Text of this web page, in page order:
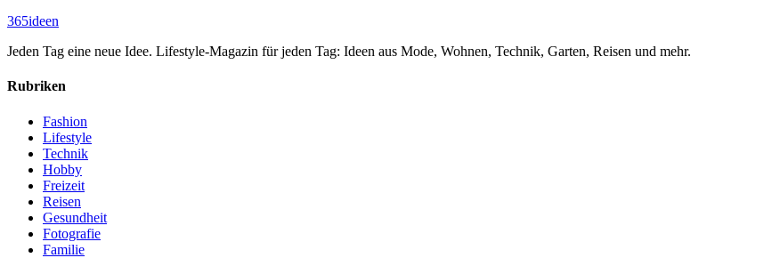
365ideen
Jeden Tag eine neue Idee. Lifestyle-Magazin für jeden Tag: Ideen aus Mode, Wohnen, Technik, Garten, Reisen und mehr.
Rubriken
Fashion
Lifestyle
Technik
Hobby
Freizeit
Reisen
Gesundheit
Fotografie
Familie